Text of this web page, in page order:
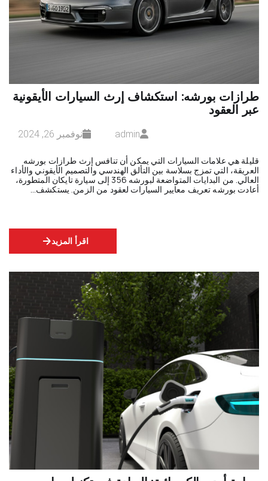
طرازات بورشه: استكشاف إرث السيارات الأيقونية
عبر العقود
نوفمبر 26, 2024 admin
قليلة هي علامات السيارات التي يمكن أن تنافس إرث طرازات بورشه
العريقة، التي تمزج بسلاسة بين التألق الهندسي والتصميم الأيقوني والأداء
العالي. من البدايات المتواضعة لبورشه 356 إلى سيارة تايكان المتطورة،
أعادت بورشه تعريف معايير السيارات لعقود من الزمن. يستكشف…
اقرأ المزيد